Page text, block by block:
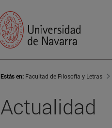
Estás en: Facultad de Filosofía y Letras
Actualidad